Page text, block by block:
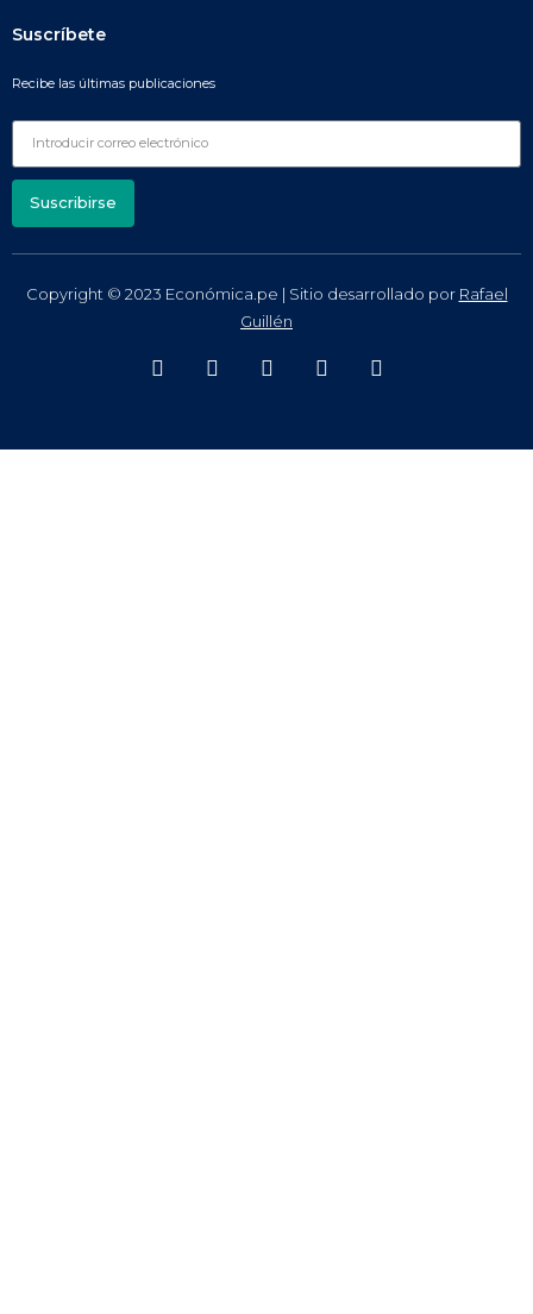
Suscríbete
Recibe las últimas publicaciones
Suscribirse
Copyright © 2023 Económica.pe | Sitio desarrollado por Rafael
Guillén